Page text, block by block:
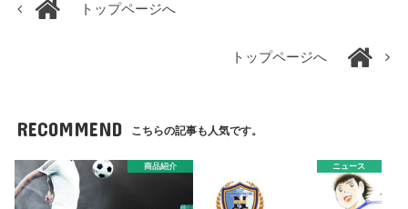
トップページへ
トップページへ
RECOMMEND こちらの記事も人気です。
商品紹介 ニュース